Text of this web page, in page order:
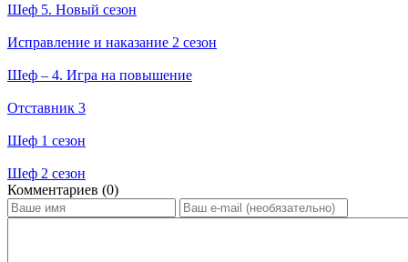
Шеф 5. Новый сезон
Исправление и наказание 2 сезон
Шеф – 4. Игра на повышение
Отставник 3
Шеф 1 сезон
Шеф 2 сезон
Ком­мен­та­ри­ев (0)